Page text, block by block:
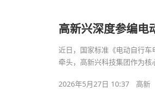
高新兴深度参编电
近日，国家标准《电动自行车
牵头，高新兴科技集团作为核
2026年5月27日 10:37 高新